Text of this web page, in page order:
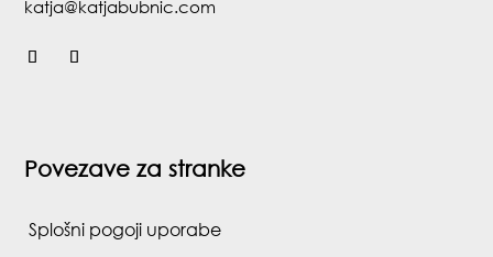
katja@katjabubnic.com
Povezave za stranke
Splošni pogoji uporabe